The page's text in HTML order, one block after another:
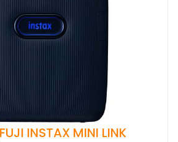
INSTAX MINI LINK